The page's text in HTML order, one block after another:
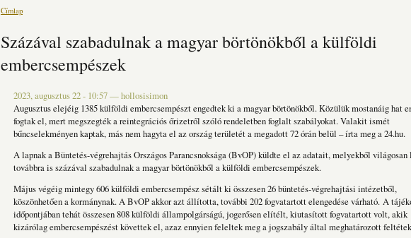
Jelenlegi hely
Címlap
Százával szabadulnak a magyar börtönökből a külföldi
embercsempészek
2023, augusztus 22 - 10:57—hollosisimon
Augusztus elejéig 1385 külföldi embercsempészt engedtek ki a magyar börtönökből. Közülük mostanáig hat
fogtak el, mert megszegték a reintegrációs őrizetről szóló rendeletben foglalt szabályokat. Valakit ismét
bűncselekményen kaptak, más nem hagyta el az ország területét a megadott 72 órán belül – írta meg a 24.hu.
A lapnak a Büntetés-végrehajtás Országos Parancsnoksága (BvOP) küldte el az adatait, melyekből
továbbra is százával szabadulnak a magyar börtönökből a külföldi embercsempészek.
Május végéig mintegy 606 külföldi embercsempész sétált ki összesen 26 büntetés-végrehajtási intézetből,
köszönhetően a kormánynak. A BvOP akkor azt állította, további 202 fogvatartott elengedése várható. A
időpontjában tehát összesen 808 külföldi állampolgárságú, jogerősen elítélt, kiutasított fogvatartott volt, akik
kizárólag embercsempészést követtek el, azaz ennyien feleltek meg a jogszabály által meghatározott